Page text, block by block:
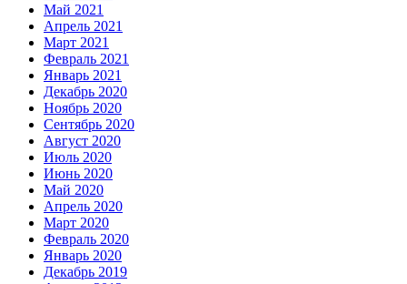
Май 2021
Апрель 2021
Март 2021
Февраль 2021
Январь 2021
Декабрь 2020
Ноябрь 2020
Сентябрь 2020
Август 2020
Июль 2020
Июнь 2020
Май 2020
Апрель 2020
Март 2020
Февраль 2020
Январь 2020
Декабрь 2019